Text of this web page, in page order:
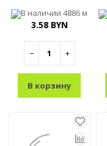
В наличии4886 м
3.58 BYN
− +
В корзину